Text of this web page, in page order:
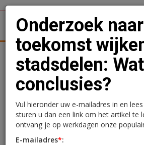
Woningmarkt Kantoren
Onderzoek naar
wijken en
zijn de
Onderzoek naar
toekomst
stadsdelen:
conclusies?
Vul hieronder uw e-mailadres in en
sturen u dan een link om het artikel te
ontvang je op werkdagen onze
E-mailadres*: